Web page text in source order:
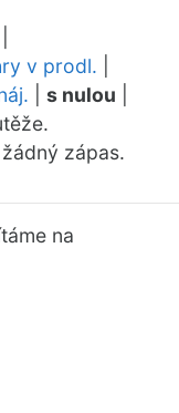
v prodl.
s nulou
zápas.
na